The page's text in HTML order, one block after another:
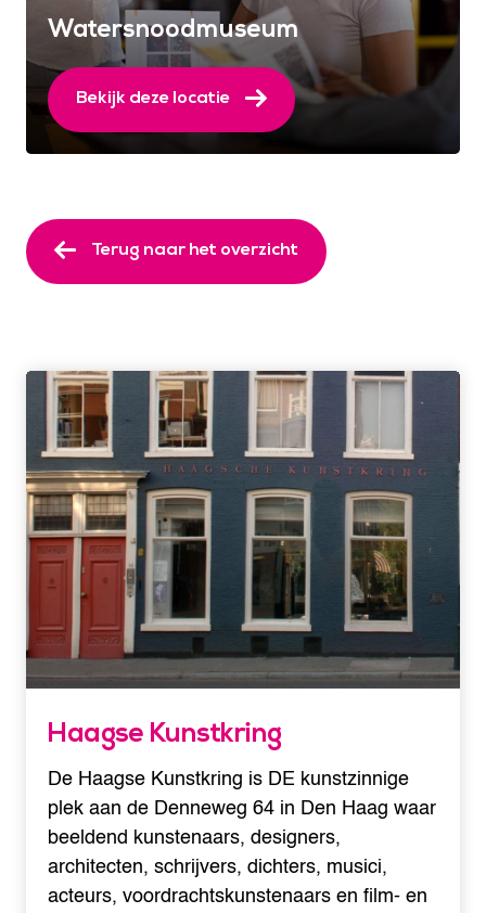
Watersnoodmuseum
Bekijk deze locatie
Terug naar het overzicht
Haagse Kunstkring
De Haagse Kunstkring is DE kunstzinnige
plek aan de Denneweg 64 in Den Haag waar
beeldend kunstenaars, designers,
architecten, schrijvers, dichters, musici,
acteurs, voordrachtskunstenaars en film- en